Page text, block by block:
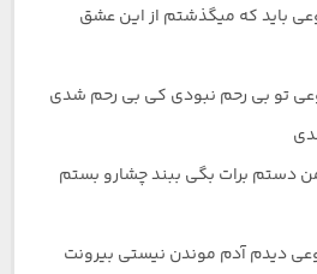
باید که میگذشتم از این عشق
تو بی رحم نبودی کی بی رحم شدی
دستم برات بگی ببند چشارو بستم
دیدم آدم موندن نیستی بیرونت